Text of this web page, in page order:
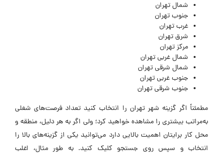
شمال تهران
جنوب تهران
غرب تهران
شرق تهران
مرکز تهران
شمال غربی تهران
شمال شرقی تهران
جنوب غربی تهران
جنوب شرقی تهران
مطمئناً اگر گزینه شهر تهران را انتخاب کنید تعداد فرصت‌های شغلی
به‌مراتب بیشتری را مشاهده خواهید کرد؛ ولی اگر به هر دلیل، منطقه و
محل کار برایتان اهمیت بالایی دارد می‌توانید یکی از گزینه‌های بالا را
انتخاب و سپس روی جستجو کلیک کنید. به طور مثال، اغلب